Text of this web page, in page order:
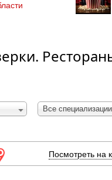
Все специализации
Посмотреть на